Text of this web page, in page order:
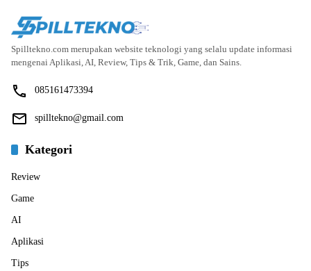
Spilltekno.com merupakan website teknologi yang selalu update informasi
mengenai Aplikasi, AI, Review, Tips & Trik, Game, dan Sains.
085161473394
spilltekno@gmail.com
Kategori
Review
Game
AI
Aplikasi
Tips